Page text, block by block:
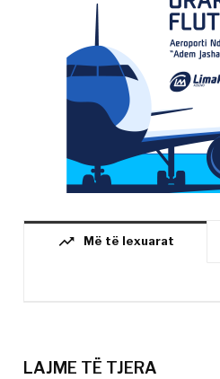
trending_up Më të lexuarat
LAJME TË TJERA